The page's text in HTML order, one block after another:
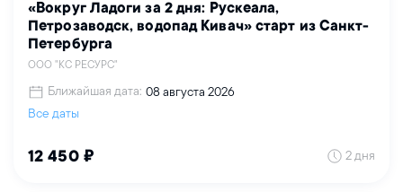
«Вокруг Ладоги за 2 дня: Рускеала,
Петрозаводск, водопад Кивач» старт из Санкт-
Петербурга
ООО "КС РЕСУРС"
Ближайшая дата: 08 августа 2026
Все даты
12 450 ₽ 2 дня